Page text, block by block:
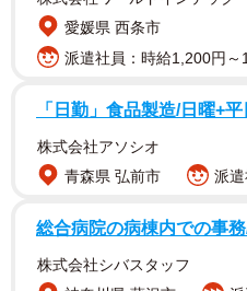
② たこは吸盤ごとに切ると
う。その他の具材は小さく切
③たこ焼き器の穴だけでなく
ートをよく温め、生地の雫を
たら焼く準備OK！
④ 生地は流し入れる直前に
サっと入れる。
愛媛県 西条市
派遣社員：時給1,200円～
「日勤」食品製造/日曜+
株式会社アソシオ
青森県 弘前市
派
総合病院の病棟内での事
株式会社シバスタッフ